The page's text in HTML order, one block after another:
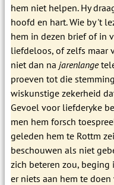
hem niet helpen. Hy
hoofd en hart. Wie by 't
hem in dezen brief of in
liefdeloos, of zelfs maar
niet dan na jarenlange
proeven tot die
wiskunstige zekerheid
Gevoel voor liefderyke
men hem forsch
geleden hem te Rottm
beschouwen als niet
zich beteren zou, beging
er niets aan hem te